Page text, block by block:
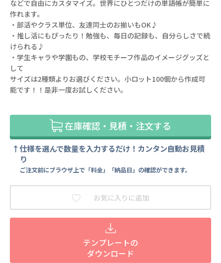
などで自由にカスタマイズ。世界にひとつだけの単語帳が簡単に
作れます。
・部活やクラス単位、友達同士のお揃いもOK♪
・推し活にもぴったり！勉強も、毎日の記録も、自分らしさで続
けられる♪
・学生キャラや学園もの、学校モチーフ作品のイメージグッズと
して
サイズは2種類よりお選びください。小ロット100個から作成可
能です！！是非一度お試しください。
在庫確認・見積・注文する
仕様を選んで数量を入力するだけ！カンタン自動お見積
り
ご注文前にブラウザ上で「料金」「納品日」の確認ができます。
お気に入りに追加
テンプレートの
ダウンロード